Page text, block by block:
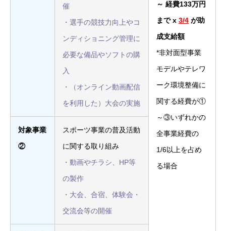
催
・選手の競技力向上やコ
ンディショニング管理に
必要な備品やソフトの購
入
・（オンライン動画配信
を利用した）大会の実施
～ 経費133万円
まで x 3/4 が助
成支給額
*非対面型事業
モデルやテレワ
ーク環境整備に
関する経費が①
～③いずれかの
全事業経費の
1/6以上を占め
る場合
対象事業
②
スポーツ事業の普及活動
に関する取り組み
・動画やチラシ、HP等
の製作
・大会、合宿、体験会・
交流会等の開催